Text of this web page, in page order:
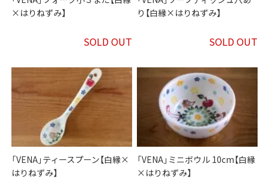
×はりねずみ】
SOLD OUT
り【白縁×はりねずみ】
SOLD OUT
「VENA」ティースプーン【白縁×
はりねずみ】
「VENA」ミニボウル 10cm【白縁
×はりねずみ】